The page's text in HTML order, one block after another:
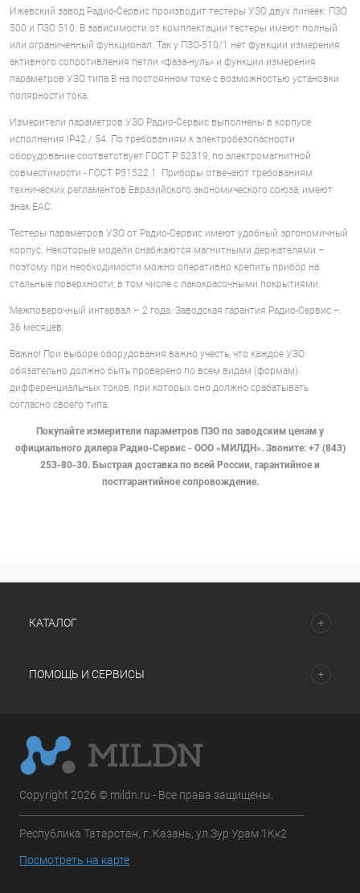
Ижевский завод Радио-Сервис производит тестеры УЗО двух линеек: ПЗО
500 и ПЗО 510. В зависимости от комплектации тестеры имеют полный
или ограниченный функционал. Так у ПЗО-510/1 нет функции измерения
активного сопротивления петли «фаза-нуль» и функции измерения
параметров УЗО типа В на постоянном токе с возможностью установки
полярности тока.
Измерители параметров УЗО Радио-Сервис выполнены в корпусе
исполнения IP42 / 54. По требованиям к электробезопасности
оборудование соответствует ГОСТ Р 52319, по электромагнитной
совместимости - ГОСТ Р51522.1. Приборы отвечают требованиям
технических регламентов Евразийского экономического союза, имеют
знак EAC.
Тестеры параметров УЗО от Радио-Сервис имеют удобный эргономичный
корпус. Некоторые модели снабжаются магнитными держателями –
поэтому при необходимости можно оперативно крепить прибор на
стальные поверхности, в том числе с лакокрасочными покрытиями.
Межповерочный интервал – 2 года. Заводская гарантия Радио-Сервис –
36 месяцев.
Важно! При выборе оборудования важно учесть, что каждое УЗО
обязательно должно быть проверено по всем видам (формам)
дифференциальных токов, при которых оно должно срабатывать
согласно своего типа.
Покупайте измерители параметров ПЗО по заводским ценам у
официального дилера Радио-Сервис - ООО «МИЛДН». Звоните: +7 (843)
253-80-30. Быстрая доставка по всей России, гарантийное и
постгарантийное сопровождение.
КАТАЛОГ
ПОМОЩЬ И СЕРВИСЫ
Copyright 2026 © mildn.ru - Все права защищены.
Республика Татарстан, г. Казань, ул.Зур Урам 1Кк2
Посмотреть на карте